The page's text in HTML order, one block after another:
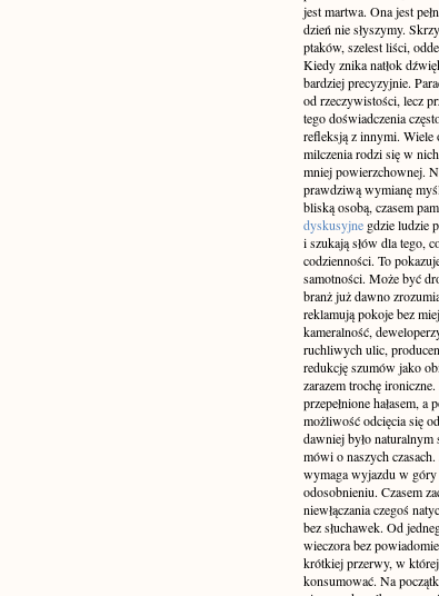
jest martwa. Ona jest
dzień nie słyszymy.
ptaków, szelest liści,
Kiedy znika natłok
bardziej precyzyjnie.
od rzeczywistości, lecz
tego doświadczenia
refleksją z innymi. Wiele
milczenia rodzi się w
mniej powierzchownej.
prawdziwą wymianę
bliską osobą, czasem
dyskusyjne gdzie ludzie
i szukają słów dla tego,
codzienności. To
samotności. Może być
branż już dawno
reklamują pokoje bez
kameralność,
ruchliwych ulic,
redukcję szumów jako
zarazem trochę
przepełnione hałasem,
możliwość odcięcia się
dawniej było naturalnym
mówi o naszych
wymaga wyjazdu w
odosobnieniu. Czasem
niewłączania czegoś
bez słuchawek. Od
wieczora bez
krótkiej przerwy, w
konsumować. Na